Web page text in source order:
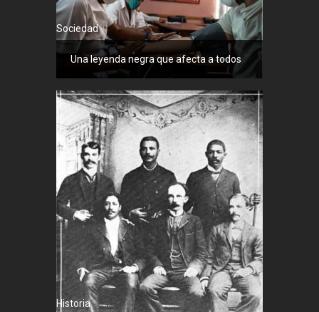
Sociedad
Una leyenda negra que afecta a todos
Historia